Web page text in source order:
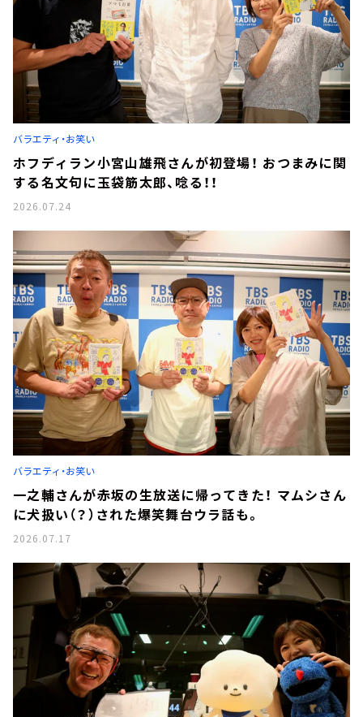
バラエティ・お笑い
ホフディラン小宮山雄飛さんが初登場！ おつまみに関
する名文句に玉袋筋太郎、唸る！！
2026.07.24
バラエティ・お笑い
一之輔さんが赤坂の生放送に帰ってきた！ マムシさん
に犬扱い（？）された爆笑舞台ウラ話も。
2026.07.17